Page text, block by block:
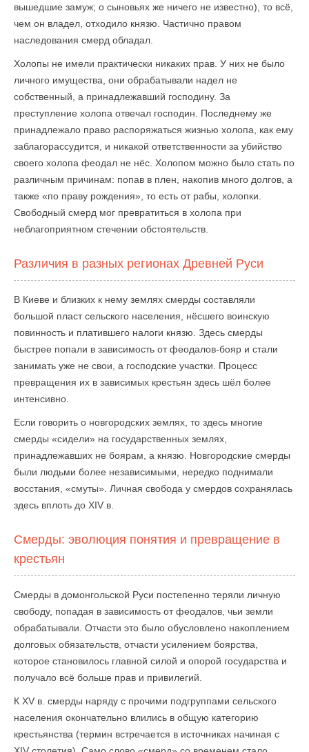
вышедшие замуж; о сыновьях же ничего не известно), то всё,
чем он владел, отходило князю. Частично правом
наследования смерд обладал.
Холопы не имели практически никаких прав. У них не было
личного имущества, они обрабатывали надел не
собственный, а принадлежавший господину. За
преступление холопа отвечал господин. Последнему же
принадлежало право распоряжаться жизнью холопа, как ему
заблагорассудится, и никакой ответственности за убийство
своего холопа феодал не нёс. Холопом можно было стать по
различным причинам: попав в плен, накопив много долгов, а
также «по праву рождения», то есть от рабы, холопки.
Свободный смерд мог превратиться в холопа при
неблагоприятном стечении обстоятельств.
Различия в разных регионах Древней Руси
В Киеве и близких к нему землях смерды составляли
большой пласт сельского населения, нёсшего воинскую
повинность и платившего налоги князю. Здесь смерды
быстрее попали в зависимость от феодалов-бояр и стали
занимать уже не свои, а господские участки. Процесс
превращения их в зависимых крестьян здесь шёл более
интенсивно.
Если говорить о новгородских землях, то здесь многие
смерды «сидели» на государственных землях,
принадлежавших не боярам, а князю. Новгородские смерды
были людьми более независимыми, нередко поднимали
восстания, «смуты». Личная свобода у смердов сохранялась
здесь вплоть до XIV в.
Смерды: эволюция понятия и превращение в
крестьян
Смерды в домонгольской Руси постепенно теряли личную
свободу, попадая в зависимость от феодалов, чьи земли
обрабатывали. Отчасти это было обусловлено накоплением
долговых обязательств, отчасти усилением боярства,
которое становилось главной силой и опорой государства и
получало всё больше прав и привилегий.
К XV в. смерды наряду с прочими подгруппами сельского
населения окончательно влились в общую категорию
крестьянства (термин встречается в источниках начиная с